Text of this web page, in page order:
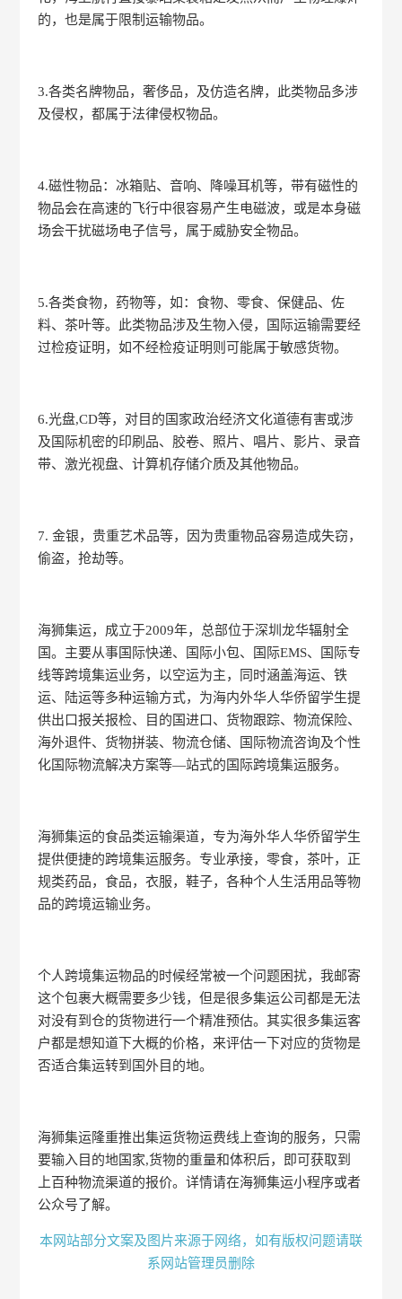
的，也是属于限制运输物品。
3.各类名牌物品，奢侈品，及仿造名牌，此类物品多涉
及侵权，都属于法律侵权物品。
4.磁性物品：冰箱贴、音响、降噪耳机等，带有磁性的
物品会在高速的飞行中很容易产生电磁波，或是本身磁
场会干扰磁场电子信号，属于威胁安全物品。
5.各类食物，药物等，如：食物、零食、保健品、佐
料、茶叶等。此类物品涉及生物入侵，国际运输需要经
过检疫证明，如不经检疫证明则可能属于敏感货物。
6.光盘,CD等，对目的国家政治经济文化道德有害或涉
及国际机密的印刷品、胶卷、照片、唱片、影片、录音
带、激光视盘、计算机存储介质及其他物品。
7. 金银，贵重艺术品等，因为贵重物品容易造成失窃，
偷盗，抢劫等。
海狮集运，成立于2009年，总部位于深圳龙华辐射全
国。主要从事国际快递、国际小包、国际EMS、国际专
线等跨境集运业务，以空运为主，同时涵盖海运、铁
运、陆运等多种运输方式，为海内外华人华侨留学生提
供出口报关报检、目的国进口、货物跟踪、物流保险、
海外退件、货物拼装、物流仓储、国际物流咨询及个性
化国际物流解决方案等—站式的国际跨境集运服务。
海狮集运的食品类运输渠道，专为海外华人华侨留学生
提供便捷的跨境集运服务。专业承接，零食，茶叶，正
规类药品，食品，衣服，鞋子，各种个人生活用品等物
品的跨境运输业务。
个人跨境集运物品的时候经常被一个问题困扰，我邮寄
这个包裹大概需要多少钱，但是很多集运公司都是无法
对没有到仓的货物进行一个精准预估。其实很多集运客
户都是想知道下大概的价格，来评估一下对应的货物是
否适合集运转到国外目的地。
海狮集运隆重推出集运货物运费线上查询的服务，只需
要输入目的地国家,货物的重量和体积后，即可获取到
上百种物流渠道的报价。详情请在海狮集运小程序或者
公众号了解。
本网站部分文案及图片来源于网络，如有版权问题请联
系网站管理员删除